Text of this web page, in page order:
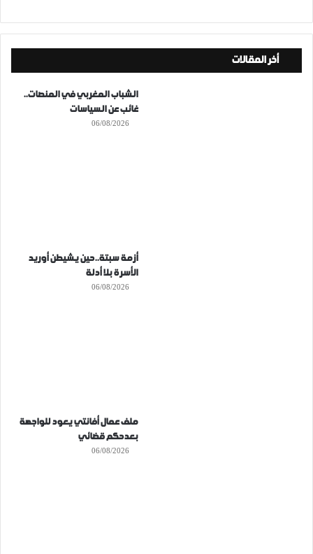
أخر المقالات
الشباب المغربي في المنصات..
غائب عن السياسات
06/08/2026
أزمة سبتة..حين يشيطن أوريد
الأسرة بلا أدلة
06/08/2026
ملف عمال أفانتي يعود للواجهة
بعدحكم قضائي
06/08/2026